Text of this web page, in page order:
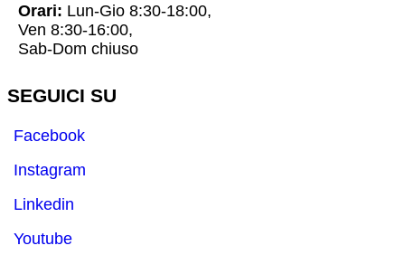
Orari: Lun-Gio 8:30-18:00,
Ven 8:30-16:00,
Sab-Dom chiuso
SEGUICI SU
Facebook
Instagram
Linkedin
Youtube